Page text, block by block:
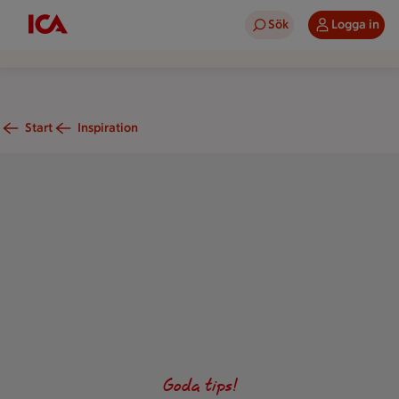
Sök Logga in
Start Inspiration
Goda tips!